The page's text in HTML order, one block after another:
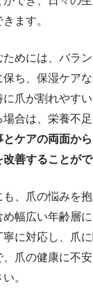
ます。
ためには、バラ
ち、保湿ケア
爪が割れやす
合は、栄養不
とケアの両面か
善することがで
、爪の悩みを
幅広い年齢層
に対応し、爪
、爪の健康に不
。